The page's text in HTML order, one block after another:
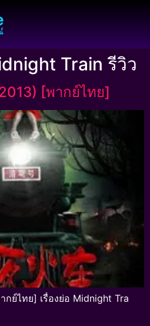
Train รีวิว
[พากย์ไทย]
ย์ไทย] เรื่องย่อ Midnight Tra